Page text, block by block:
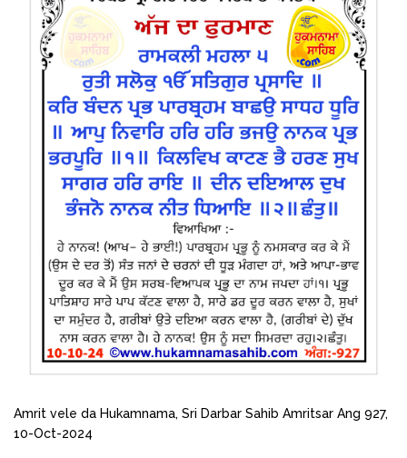
Amrit vele da Hukamnama, Sri Darbar Sahib Amritsar Ang 927,
10-Oct-2024